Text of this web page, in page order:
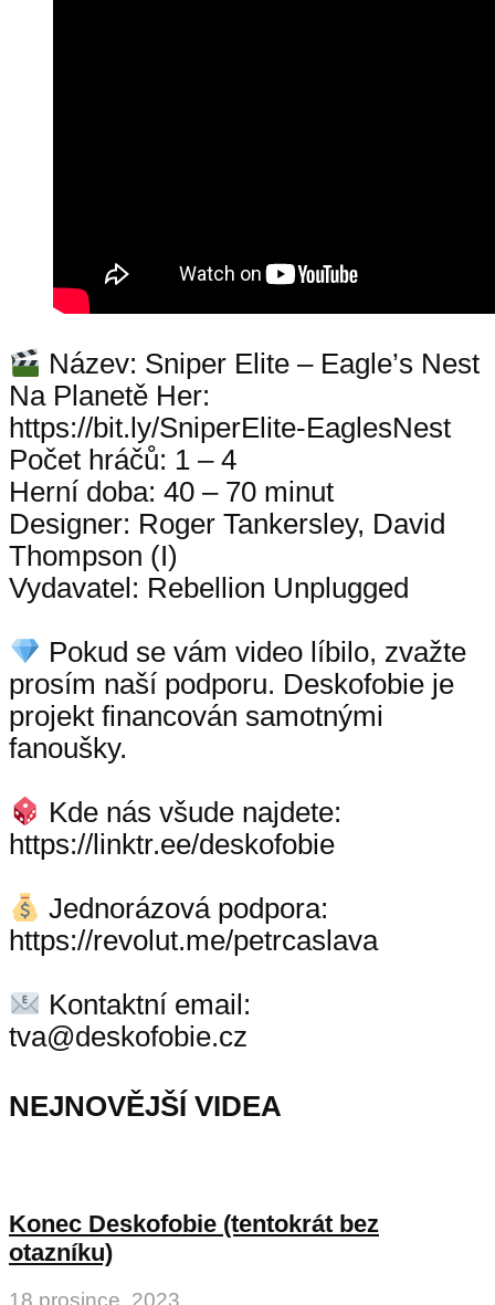
Název: Sniper Elite – Eagle’s Nest
Na Planetě Her:
https://bit.ly/SniperElite-EaglesNest
Počet hráčů: 1 – 4
Herní doba: 40 – 70 minut
Designer: Roger Tankersley, David
Thompson (I)
Vydavatel: Rebellion Unplugged
Pokud se vám video líbilo, zvažte
prosím naší podporu. Deskofobie je
projekt financován samotnými
fanoušky.
Kde nás všude najdete:
https://linktr.ee/deskofobie
Jednorázová podpora:
https://revolut.me/petrcaslava
Kontaktní email:
tva@deskofobie.cz
NEJNOVĚJŠÍ VIDEA
Konec Deskofobie (tentokrát bez
otazníku)
18 prosince, 2023